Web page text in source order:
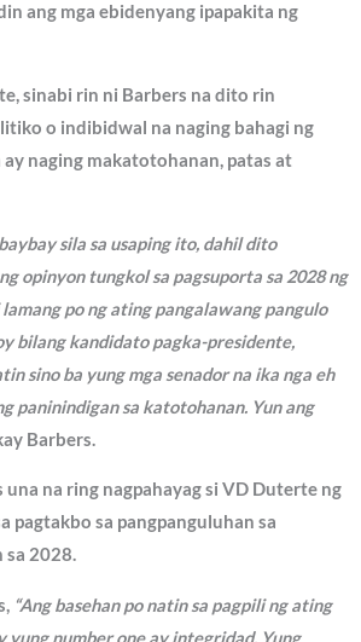
ang mga ebidenyang ipapakita ng
sinabi rin ni Barbers na dito rin
o indibidwal na naging bahagi ng
naging makatotohanan, patas at
sila sa usaping ito, dahil dito
opinyon tungkol sa pagsuporta sa 2028 ng
po ng ating pangalawang pangulo
bilang kandidato pagka-presidente,
sino ba yung mga senador na ika nga eh
paninindigan sa katotohanan. Yun ang
Barbers.
una na ring nagpahayag si VD Duterte ng
pagtakbo sa pangpanguluhan sa
sa 2028.
“Ang basehan po natin sa pagpili ng ating
yung number one ay integridad. Yung